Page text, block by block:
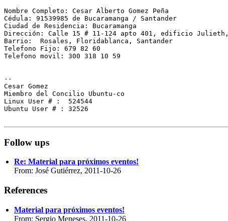
Nombre Completo: Cesar Alberto Gomez Peña
Cédula: 91539985 de Bucaramanga / Santander
Ciudad de Residencia: Bucaramanga
Dirección: Calle 15 # 11-124 apto 401, edificio Julieth,
Barrio:  Rosales, Floridablanca, Santander
Telefono Fijo: 679 82 60
Telefono movil: 300 318 10 59
--
Cesar Gomez
Miembro del Concilio Ubuntu-co
Linux User # :  524544
Ubuntu User # : 32526
Follow ups
Re: Material para próximos eventos!
From: José Gutiérrez, 2011-10-26
References
Material para próximos eventos!
From: Sergio Meneses, 2011-10-26